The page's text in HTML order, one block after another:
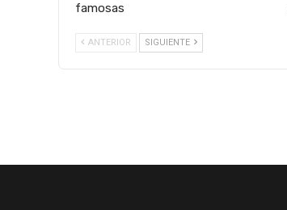
famosas
ANTERIOR SIGUIENTE